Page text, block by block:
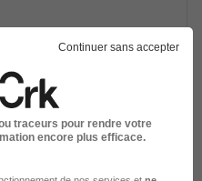
Continuer sans accepter
traceurs pour rendre votre
encore plus efficace.